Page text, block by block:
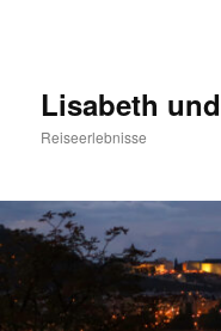
Lisabeth
Reiseerlebnisse